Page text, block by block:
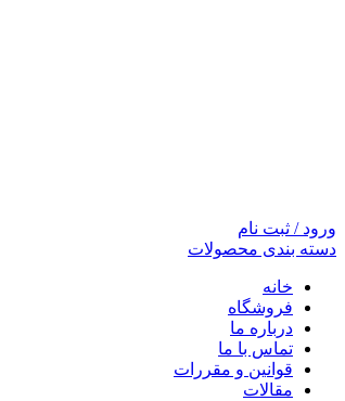
ورود / ثبت نام
دسته بندی محصولات
خانه
فروشگاه
درباره ما
تماس با ما
قوانین و مقررات
مقالات